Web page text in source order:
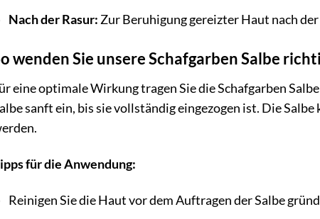
Nach der Rasur: Zur Beruhigung gereizter Haut nach der
wenden Sie unsere Schafgarben Salbe
eine optimale Wirkung tragen Sie die Schafgarben
sanft ein, bis sie vollständig eingezogen ist. Die
für die Anwendung:
Reinigen Sie die Haut vor dem Auftragen der Salbe